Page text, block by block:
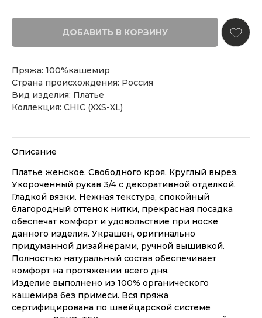
ДОБАВИТЬ В КОРЗИНУ
Пряжа: 100%кашемир
Страна происхождения: Россия
Вид изделия: Платье
Коллекция: CHIC (XXS-XL)
Описание
Платье женское. Свободного кроя. Круглый вырез.
Укороченный рукав 3/4 с декоративной отделкой.
Гладкой вязки. Нежная текстура, спокойный
благородный оттенок нитки, прекрасная посадка
обеспечат комфорт и удовольствие при носке
данного изделия. Украшен, оригинально
придуманной дизайнерами, ручной вышивкой.
Полностью натуральный состав обеспечивает
комфорт на протяжении всего дня.
Изделие выполнено из 100% органического
кашемира без примеси. Вся пряжа
сертифицирована по швейцарской системе